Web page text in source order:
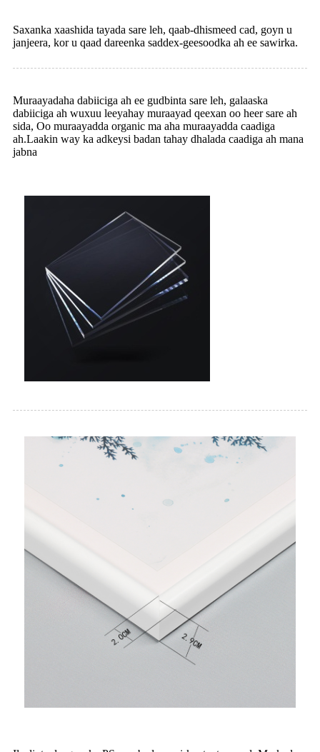
Saxanka xaashida tayada sare leh, qaab-dhismeed cad, goyn u
janjeera, kor u qaad dareenka saddex-geesoodka ah ee sawirka.
Muraayadaha dabiiciga ah ee gudbinta sare leh, galaaska
dabiiciga ah wuxuu leeyahay muraayad qeexan oo heer sare ah
sida, Oo muraayadda organic ma aha muraayadda caadiga
ah.Laakin way ka adkeysi badan tahay dhalada caadiga ah mana
jabna